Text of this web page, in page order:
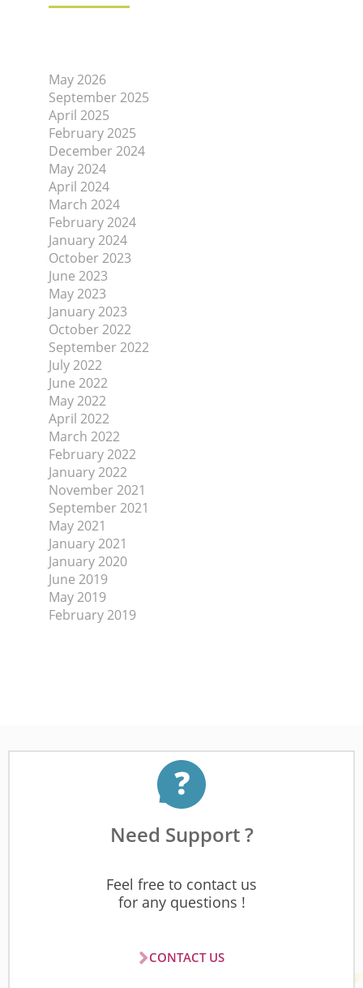
May 2026
September 2025
April 2025
February 2025
December 2024
May 2024
April 2024
March 2024
February 2024
January 2024
October 2023
June 2023
May 2023
January 2023
October 2022
September 2022
July 2022
June 2022
May 2022
April 2022
March 2022
February 2022
January 2022
November 2021
September 2021
May 2021
January 2021
January 2020
June 2019
May 2019
February 2019
Need Support ?
Feel free to contact us
for any questions !
CONTACT US